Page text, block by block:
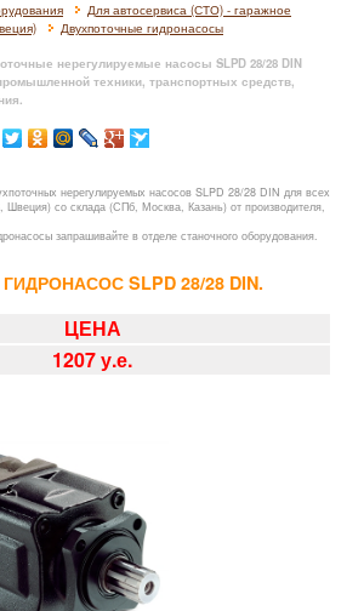
Для автосервиса (СТО) - гаражное
Двухпоточные гидронасосы
нерегулируемые насосы SLPD 28/28 DIN
техники, транспортных средств,
нерегулируемых насосов SLPD 28/28 DIN для всех
Швеция) со склада (СПб, Москва, Казань) от производителя,
запрашивайте в отделе станочного оборудования.
SLPD 28/28 DIN.
ЦЕНА
1207 у.е.